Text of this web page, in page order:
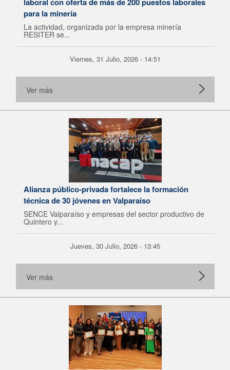
para la minería
La actividad, organizada por la empresa minería
RESITER se...
Viernes, 31 Julio, 2026 - 14:51
Ver más
Alianza público-privada fortalece la formación
técnica de 30 jóvenes en Valparaíso
SENCE Valparaíso y empresas del sector productivo de
Quintero y...
Jueves, 30 Julio, 2026 - 13:45
Ver más